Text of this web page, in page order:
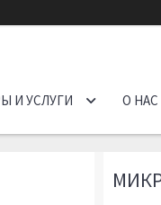
И УСЛУГИ О НАС